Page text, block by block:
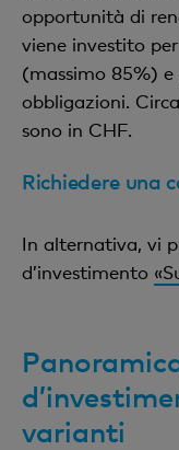
opportunità di
viene investito
(massimo 85%)
obbligazioni.
sono in CHF.
Richiedere una
In alternativa, vi
d’investimento
varianti